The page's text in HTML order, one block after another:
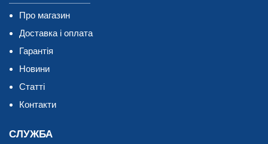
Про магазин
Доставка і оплата
Гарантія
Новини
Статті
Контакти
СЛУЖБА